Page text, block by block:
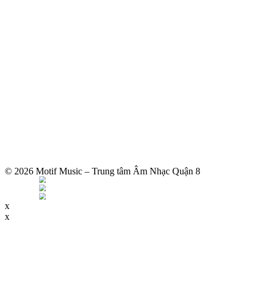
© 2026 Motif Music – Trung tâm Âm Nhạc Quận 8
x
x